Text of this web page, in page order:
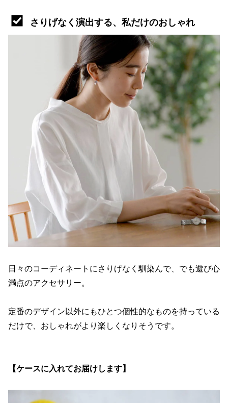
さりげなく演出する、私だけのおしゃれ
日々のコーディネートにさりげなく馴染んで、でも遊び心
満点のアクセサリー。
定番のデザイン以外にもひとつ個性的なものを持っている
だけで、おしゃれがより楽しくなりそうです。
【ケースに入れてお届けします】